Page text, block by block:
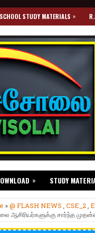
SCHOOL STUDY MATERIALS »
» STUDY
»@ FLASH NEWS , CSE_2,
ஆசிரியர்களுக்கு சார்ந்த